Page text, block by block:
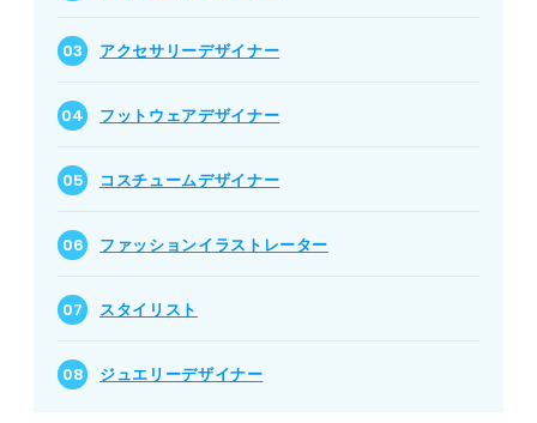
アクセサリーデザイナー
フットウェアデザイナー
コスチュームデザイナー
ファッションイラストレーター
スタイリスト
ジュエリーデザイナー